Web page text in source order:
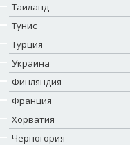
Таиланд
Тунис
Турция
Украина
Финляндия
Франция
Хорватия
Черногория